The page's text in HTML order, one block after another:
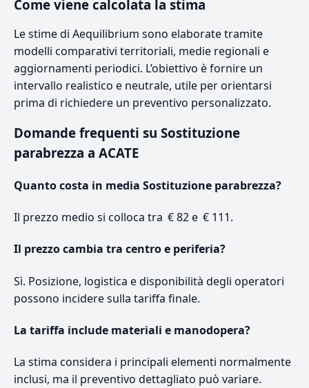
Come viene calcolata la stima
Le stime di Aequilibrium sono elaborate tramite
modelli comparativi territoriali, medie regionali e
aggiornamenti periodici. L’obiettivo è fornire un
intervallo realistico e neutrale, utile per orientarsi
prima di richiedere un preventivo personalizzato.
Domande frequenti su Sostituzione
parabrezza a ACATE
Quanto costa in media Sostituzione parabrezza?
Il prezzo medio si colloca tra € 82 e € 111.
Il prezzo cambia tra centro e periferia?
Sì. Posizione, logistica e disponibilità degli operatori
possono incidere sulla tariffa finale.
La tariffa include materiali e manodopera?
La stima considera i principali elementi normalmente
inclusi, ma il preventivo dettagliato può variare.